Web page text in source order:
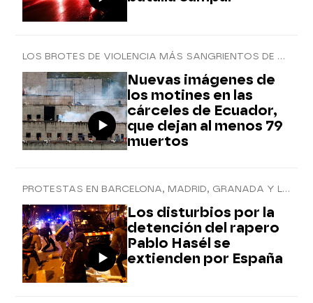
LOS BROTES DE VIOLENCIA MÁS SANGRIENTOS DE SU HISTORIA
Nuevas imágenes de
los motines en las
cárceles de Ecuador,
que dejan al menos 79
muertos
PROTESTAS EN BARCELONA, MADRID, GRANADA Y LLEIDA
Los disturbios por la
detención del rapero
Pablo Hasél se
extienden por España